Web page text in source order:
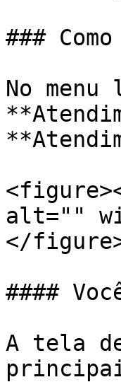
###
No
alt=""
</
####
A tela